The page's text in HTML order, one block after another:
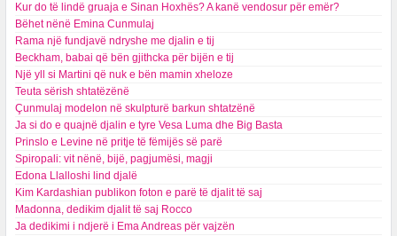
Kur do të lindë gruaja e Sinan Hoxhës? A kanë vendosur për emër?
Bëhet nënë Emina Cunmulaj
Rama një fundjavë ndryshe me djalin e tij
Beckham, babai që bën gjithcka për bijën e tij
Një yll si Martini që nuk e bën mamin xheloze
Teuta sërish shtatëzënë
Çunmulaj modelon në skulpturë barkun shtatzënë
Ja si do e quajnë djalin e tyre Vesa Luma dhe Big Basta
Prinslo e Levine në pritje të fëmijës së parë
Spiropali: vit nënë, bijë, pagjumësi, magji
Edona Llalloshi lind djalë
Kim Kardashian publikon foton e parë të djalit të saj
Madonna, dedikim djalit të saj Rocco
Ja dedikimi i ndjerë i Ema Andreas për vajzën